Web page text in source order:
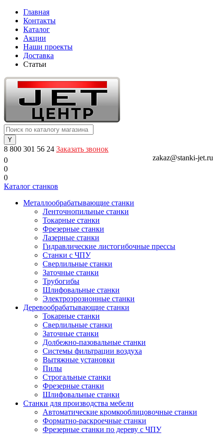
Главная
Контакты
Каталог
Акции
Наши проекты
Доставка
Статьи
8 800 301 56 24 Заказать звонок
zakaz@stanki-jet.ru
0
0
0
Каталог станков
Металлообрабатывающие станки
Ленточнопильные станки
Токарные станки
Фрезерные станки
Лазерные станки
Гидравлические листогибочные прессы
Станки с ЧПУ
Сверлильные станки
Заточные станки
Трубогибы
Шлифовальные станки
Электроэрозионные станки
Деревообрабатывающие станки
Токарные станки
Сверлильные станки
Заточные станки
Долбежно-пазовальные станки
Системы фильтрации воздуха
Вытяжные установки
Пилы
Строгальные станки
Фрезерные станки
Шлифовальные станки
Станки для производства мебели
Автоматические кромкооблицовочные станки
Форматно-раскроечные станки
Фрезерные станки по дереву с ЧПУ